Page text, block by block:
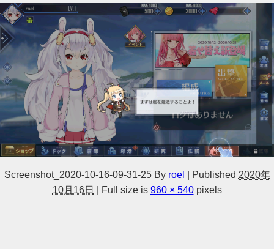
Screenshot_2020-10-16-09-31-25 By roel Published 2020年
10月16日
Full size is 960 × 540pixels